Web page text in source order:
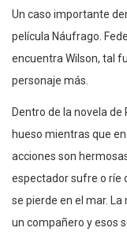
Un caso importante
película Náufrago.
encuentra Wilson, tal
personaje más.
Dentro de la novela
hueso mientras que
acciones son
espectador sufre o ríe
se pierde en el mar.
un compañero y esos